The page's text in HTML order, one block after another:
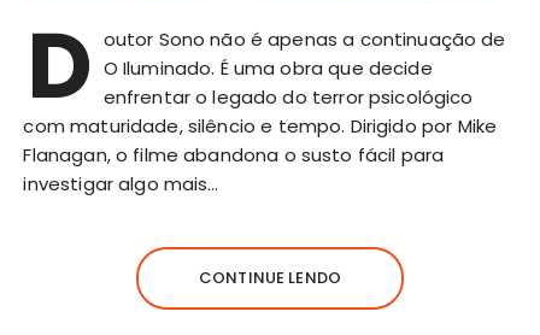
D outor Sono não é apenas a continuação de
O Iluminado. É uma obra que decide
enfrentar o legado do terror psicológico
com maturidade, silêncio e tempo. Dirigido por Mike
Flanagan, o filme abandona o susto fácil para
investigar algo mais…
CONTINUE LENDO